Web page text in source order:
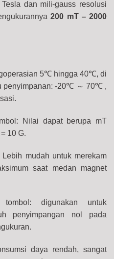
dan mili-gauss resolusi
200 mT – 2000
5℃ hingga 40℃, di
penyimpanan: -20℃ ～ 70℃ ,
Nilai dapat berupa mT
10 G.
mudah untuk merekam
saat medan magnet
digunakan untuk
penyimpangan nol pada
daya rendah, sangat